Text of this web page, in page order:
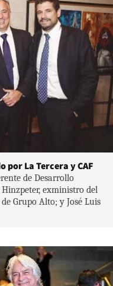
La Tercera y CAF
de Desarrollo
exministro del
Grupo Alto; y José Luis